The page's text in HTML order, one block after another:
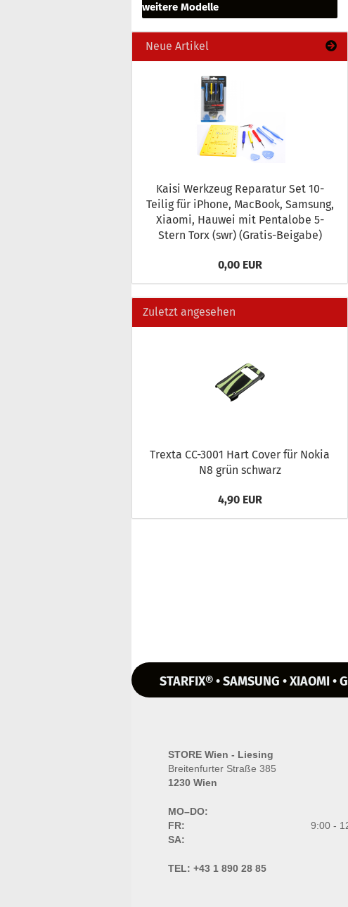
weitere Modelle
Neue Artikel
Kaisi Werk­zeug Re­pa­ra­tur Set 10-​
Teilig für iPho­ne, MacBook, Sam­sung,
Xiao­mi, Hau­wei mit Pen­talo­be 5-​
Stern Torx (swr) (Gratis-​Beigabe)
0,00 EUR
Zuletzt angesehen
Trex­ta CC-​3001 Hart Cover für Nokia
N8 grün schwarz
4,90 EUR
STARFIX® • SAMSUNG • XIAOMI •
STORE Wien - Liesing
Breitenfurter Straße 385
1230 Wien
MO–DO:
FR:
9:00 -
SA:
TEL: +43 1 890 28 85